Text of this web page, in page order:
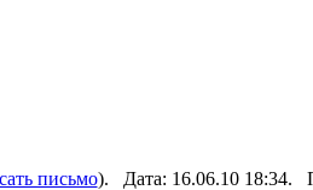
письмо). Дата: 16.06.10 18:34.